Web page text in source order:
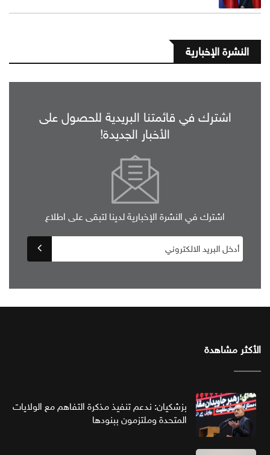
النشرة الإخبارية
اشترك في قائمتنا البريدية للحصول على
الأخبار الجديدة!
اشترك في النشرة الإخبارية لدينا لتبقى على اطلاع
الأكثر مشاهدة
بزشكيان: ندعم تنفيذ مذكرة التفاهم مع الولايات
المتحدة وملتزمون ببنودها